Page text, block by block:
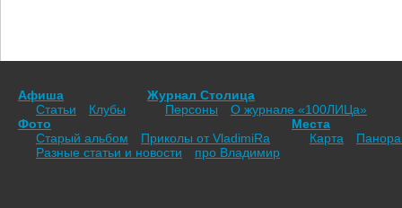
Афиша
Статьи
Клубы
Журнал Столица
Персоны
О журнале «100ЛИЦа»
Фото
Старый альбом
Приколы от VladimiRа
Места
Карта
Разные статьи и новости
про Владимир